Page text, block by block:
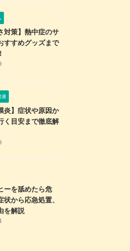
対策】熱中症のサ
すすめグッズまで
康
炎】症状や原因か
く目安まで徹底解
ーを舐めたら危
状から応急処置、
を解説